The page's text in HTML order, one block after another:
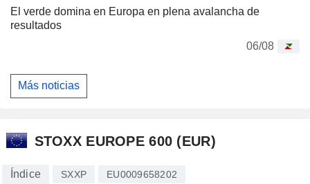
El verde domina en Europa en plena avalancha de
resultados
06/08
Más noticias
STOXX EUROPE 600 (EUR)
Índice SXXP EU0009658202